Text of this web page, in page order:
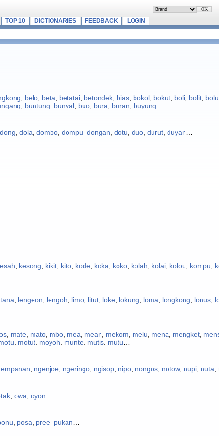
TOP 10 DICTIONARIES FEEDBACK LOGIN
belo, beta betatai, betondek, bias, bokol, bokut, boli, bolit,
buntung bunyal, buo, bura buran buyung
dola dombo, dompu dongan dotu duo, durut, duyan
kesong kikit, kito, kode, koka koko, kolah kolai, kolou kompu
, lengeon, lengoh, limo, litut, loke, lokung, loma, longkong, lonus,
, mate, mato, mbo, mea, mean, mekom, melu, mena, mengket,
, motut, moyoh, munte, mutis, mutu…
ngenjoe, ngeringo, ngisop, nipo, nongos, notow, nupi, nuta
, owa oyon
posa pree, pukan